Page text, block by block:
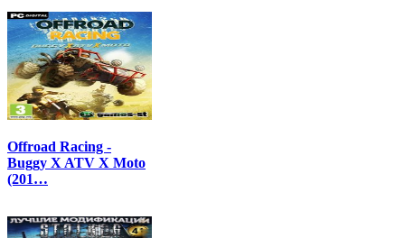
Offroad Racing -
Buggy X ATV X Moto
(201…